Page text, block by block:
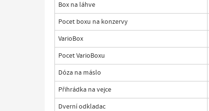
Box na láhve
Pocet boxu na konzervy
VarioBox
Pocet VarioBoxu
Dóza na máslo
Přihrádka na vejce
Dverní odkladac